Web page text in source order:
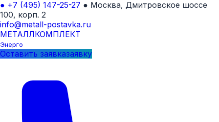
● +7 (495) 147-25-27 ● Москва, Дмитровское шоссе
100, корп. 2
info@metall-postavka.ru
МЕТАЛЛКОМПЛЕКТ
Энерго
Оставить заявказаявку